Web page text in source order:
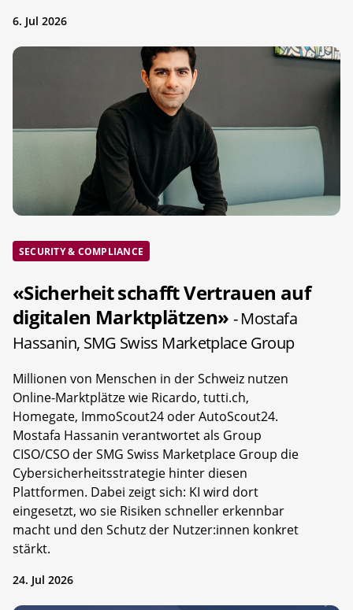
6. Jul 2026
SECURITY & COMPLIANCE
«Sicherheit schafft Vertrauen auf
digitalen Marktplätzen» - Mostafa
Hassanin, SMG Swiss Marketplace Group
Millionen von Menschen in der Schweiz nutzen
Online-Marktplätze wie Ricardo, tutti.ch,
Homegate, ImmoScout24 oder AutoScout24.
Mostafa Hassanin verantwortet als Group
CISO/CSO der SMG Swiss Marketplace Group die
Cybersicherheitsstrategie hinter diesen
Plattformen. Dabei zeigt sich: KI wird dort
eingesetzt, wo sie Risiken schneller erkennbar
macht und den Schutz der Nutzer:innen konkret
stärkt.
24. Jul 2026